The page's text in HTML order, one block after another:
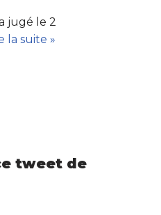
jugé le 2
la suite »
tweet de